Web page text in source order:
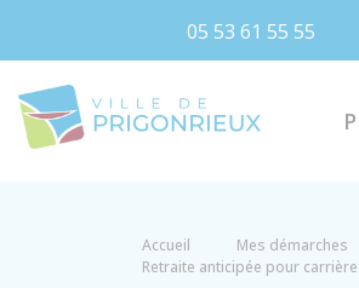
05 53 61 55 55
Accueil Mes démarches
Retraite anticipée pour